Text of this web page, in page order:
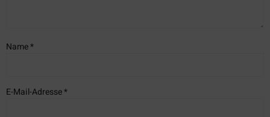
Name*
E-Mail-Adresse*